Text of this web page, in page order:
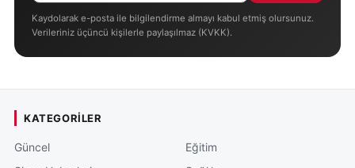
Kaydolarak e-posta ile bilgilendirme almayı kabul etmiş olursunuz.
Verileriniz üçüncü kişilerle paylaşılmaz (KVKK).
KATEGORILER
Güncel
Eğitim